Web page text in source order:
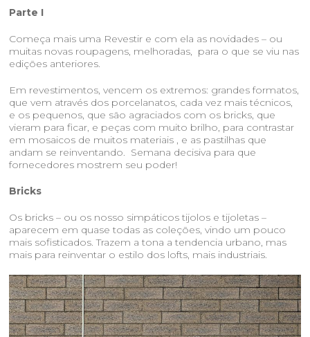
Parte I
Começa mais uma Revestir e com ela as novidades – ou
muitas novas roupagens, melhoradas, para o que se viu nas
edições anteriores.
Em revestimentos, vencem os extremos: grandes formatos,
que vem através dos porcelanatos, cada vez mais técnicos,
e os pequenos, que são agraciados com os bricks, que
vieram para ficar, e peças com muito brilho, para contrastar
em mosaicos de muitos materiais , e as pastilhas que
andam se reinventando. Semana decisiva para que
fornecedores mostrem seu poder!
Bricks
Os bricks – ou os nosso simpáticos tijolos e tijoletas –
aparecem em quase todas as coleções, vindo um pouco
mais sofisticados. Trazem a tona a tendencia urbano, mas
mais para reinventar o estilo dos lofts, mais industriais.